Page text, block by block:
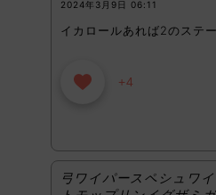
2024年3月9日 06:11
イカロールあれば2のステ
+4
弓ワイパースペシュワ